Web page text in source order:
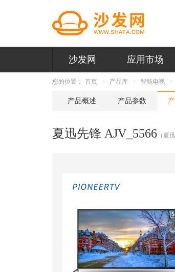
沙发网 应用市场
您的位置： 首页 产品库 智能电视
产品概述 产品参数
夏迅先锋 AJV_5566 （夏